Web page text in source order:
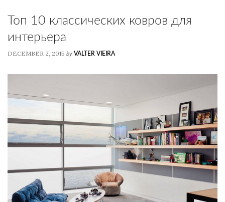
Топ 10 классических ковров для
интерьера
DECEMBER 2, 2015 by VALTER VIEIRA